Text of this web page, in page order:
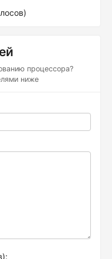
процессора?
ниже